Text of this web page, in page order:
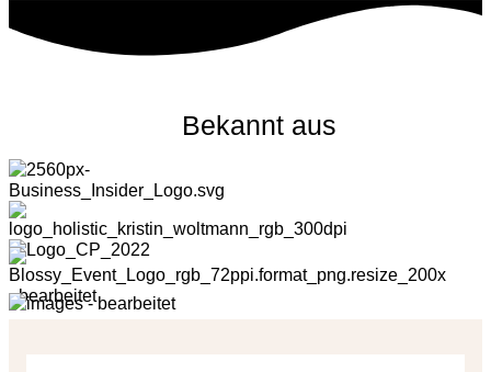
Bekannt aus